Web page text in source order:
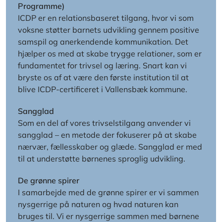
Programme)
ICDP er en relationsbaseret tilgang, hvor vi som
voksne støtter barnets udvikling gennem positive
samspil og anerkendende kommunikation. Det
hjælper os med at skabe trygge relationer, som er
fundamentet for trivsel og læring. Snart kan vi
bryste os af at være den første institution til at
blive ICDP-certificeret i Vallensbæk kommune.
Sangglad
Som en del af vores trivselstilgang anvender vi
sangglad – en metode der fokuserer på at skabe
nærvær, fællesskaber og glæde. Sangglad er med
til at understøtte børnenes sproglig udvikling.
De grønne spirer
I samarbejde med de grønne spirer er vi sammen
nysgerrige på naturen og hvad naturen kan
bruges til. Vi er nysgerrige sammen med børnene